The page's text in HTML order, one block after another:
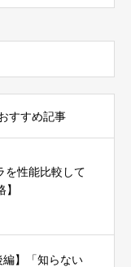
すすめ記事
を性能比較して
編】「知らない